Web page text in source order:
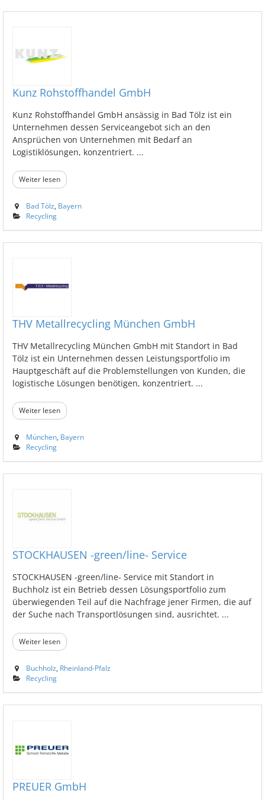
Kunz Rohstoffhandel GmbH
Kunz Rohstoffhandel GmbH ansässig in Bad Tölz ist ein
Unternehmen dessen Serviceangebot sich an den
Ansprüchen von Unternehmen mit Bedarf an
Logistiklösungen, konzentriert. ...
Weiter lesen
Bad Tölz Bayern
Recycling
THV Metallrecycling München GmbH
THV Metallrecycling München GmbH mit Standort in Bad
Tölz ist ein Unternehmen dessen Leistungsportfolio im
Hauptgeschäft auf die Problemstellungen von Kunden, die
logistische Lösungen benötigen, konzentriert. ...
Weiter lesen
München Bayern
Recycling
STOCKHAUSEN -green/line- Service
STOCKHAUSEN -green/line- Service mit Standort in
Buchholz ist ein Betrieb dessen Lösungsportfolio zum
überwiegenden Teil auf die Nachfrage jener Firmen, die auf
der Suche nach Transportlösungen sind, ausrichtet. ...
Weiter lesen
Buchholz, Rheinland-Pfalz
Recycling
PREUER GmbH